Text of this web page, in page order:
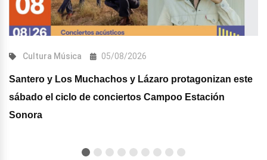
Cultura Música 05/08/2026
Santero y Los Muchachos y Lázaro protagonizan este
sábado el ciclo de conciertos Campoo Estación
Sonora